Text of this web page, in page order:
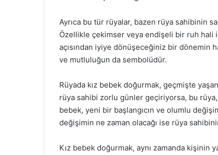
Ayrıca bu tür rüyalar, bazen rüya sahibinin
Özellikle çekimser veya endişeli bir ruh hali
açısından iyiye dönüşeceğiniz bir dönemin
ve mutluluğun da sembolüdür.
Rüyada kız bebek doğurmak, geçmişte
rüya sahibi zorlu günler geçiriyorsa, bu
bebek, yeni bir başlangıcın ve olumlu
değişimin ne zaman olacağı ise rüya
Kız bebek doğurmak, aynı zamanda kişinin